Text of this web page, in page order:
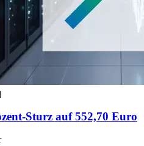
Sturz auf 552,70 Euro